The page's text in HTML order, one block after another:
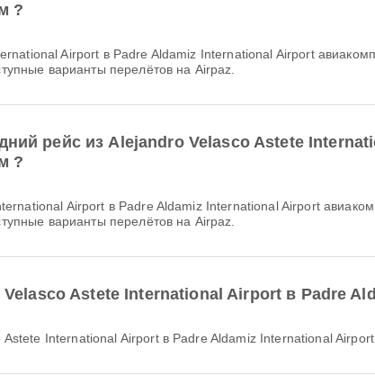
?
варианты перелётов на Airpaz.
рейс из Alejandro Velasco Astete
?
варианты перелётов на Airpaz.
Astete International Airport в Padre
Astete International Airport в Padre Aldamiz International